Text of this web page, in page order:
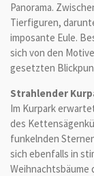
Panorama.
Tierfiguren,
imposante Eule.
sich von den
gesetzten
Strahlender
Im Kurpark
des
funkelnden
sich ebenfalls in
Weihnachtsbäume